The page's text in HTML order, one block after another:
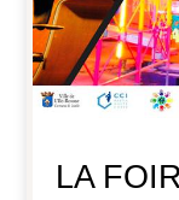
LA